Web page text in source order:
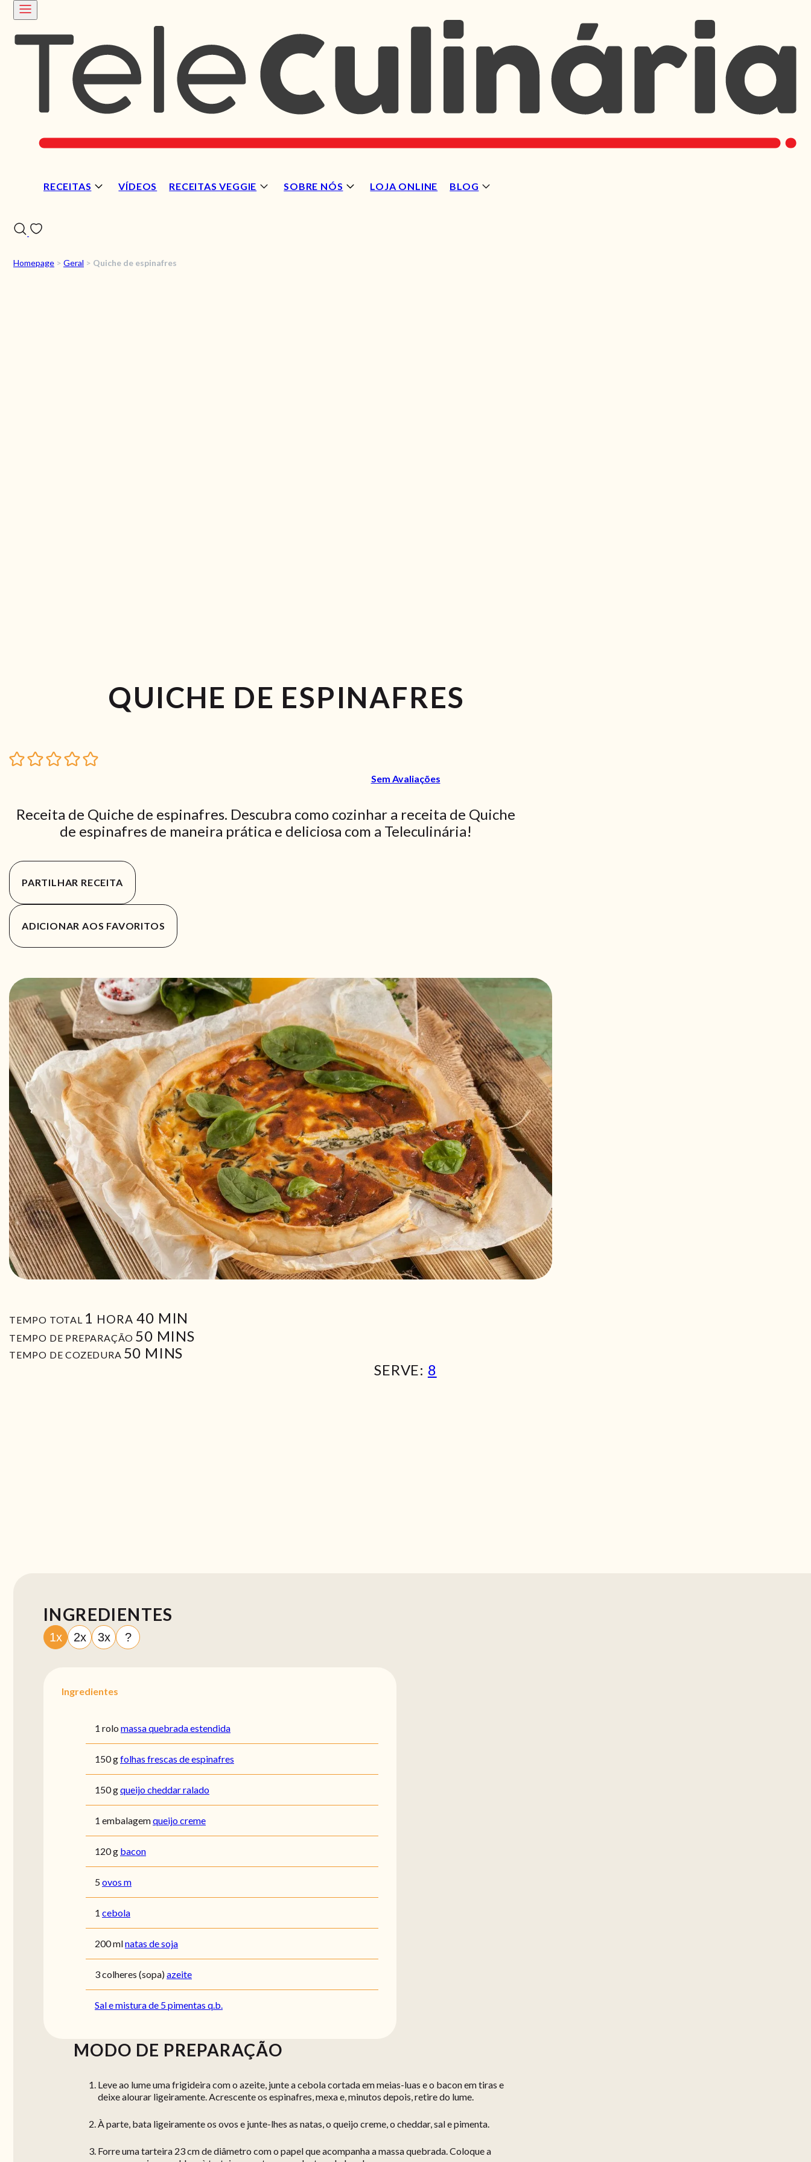
RECEITAS VÍDEOS RECEITAS VEGGIE SOBRE NÓS LOJA ONLINE BLOG
Homepage > Geral > Quiche de espinafres
QUICHE DE ESPINAFRES
Sem Avaliações
Receita de Quiche de espinafres. Descubra como cozinhar a receita de Quiche
de espinafres de maneira prática e deliciosa com a Teleculinária!
PARTILHAR RECEITA
ADICIONAR AOS FAVORITOS
TEMPO TOTAL 1 HORA
HORA 40 MIN
MIN
TEMPO DE PREPARAÇÃO 50MIN
MINS
TEMPO DE COZEDURA 50 MIN
MINS
SERVE: 8
INGREDIENTES
1x 2x 3x ?
Ingredientes
1 rolo massa quebrada estendida
150 gfolhas frescas de espinafres
150 gqueijo cheddar ralado
1 embalagemqueijo creme
120 g bacon
5ovos m
1 cebola
200 mlnatas de soja
3 colheres (sopa)azeite
Sal e mistura de 5 pimentas q.b.
MODO DE PREPARAÇÃO
Leve ao lume uma frigideira com o azeite, junte a cebola cortada em meias-luas e o bacon em tiras e
deixe alourar ligeiramente. Acrescente os espinafres, mexa e, minutos depois, retire do lume.
À parte, bata ligeiramente os ovos e junte-lhes as natas, o queijo creme, o cheddar, sal e pimenta.
Forre uma tarteira 23 cm de diâmetro com o papel que acompanha a massa quebrada. Coloque a